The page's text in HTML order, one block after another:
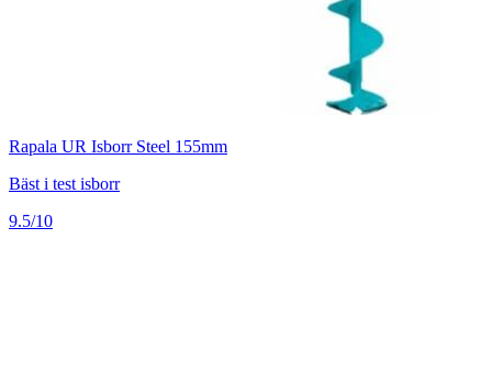
Rapala UR Isborr Steel 155mm
Bäst i test isborr
9.5/10